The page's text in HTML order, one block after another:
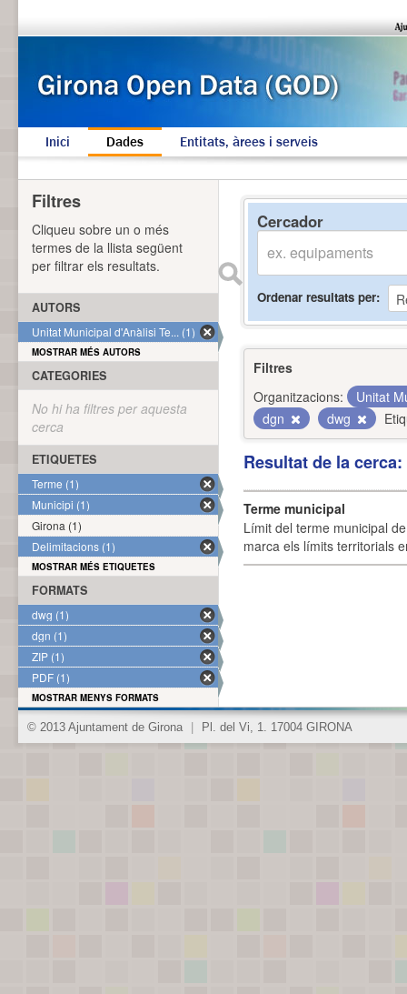
Inici Dades Entitats, àrees i serveis
Cercador
Ordenar resultats per
Filtres
Organitzacions:
Unitat
dgn
dwg
Resultat de la
Terme municipal
Límit del terme municipal
marca els límits territorials
Filtres
Cliqueu sobre un o més
termes de la llista següent
per filtrar els resultats.
AUTORS
Unitat Municipal d'Anàlisi Te... (1)
MOSTRAR MÉS AUTORS
CATEGORIES
No hi ha filtres per aquesta
cerca
ETIQUETES
Terme (1)
Municipi (1)
Girona (1)
Delimitacions (1)
MOSTRAR MÉS ETIQUETES
FORMATS
dwg (1)
dgn (1)
ZIP (1)
PDF (1)
MOSTRAR MENYS FORMATS
© 2013 Ajuntament de Girona Pl. del Vi, 1. 17004 GIRONA